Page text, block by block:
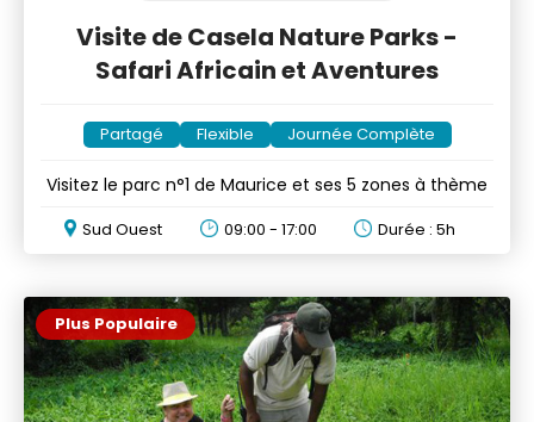
Visite de Casela Nature Parks -
Safari Africain et Aventures
Partagé Flexible Journée Complète
Visitez le parc n°1 de Maurice et ses 5 zones à thème
Sud Ouest 09:00 - 17:00 Durée : 5h
Plus Populaire